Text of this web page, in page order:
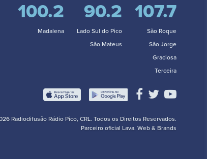
100.2
Madalena
90.2
Lado Sul do Pico
São Mateus
107.7
São Roque
São Jorge
Graciosa
Terceira
Radiodifusão Rádio Pico, CRL. Todos os Direitos Reservados.
Parceiro oficial Lava. Web & Brands